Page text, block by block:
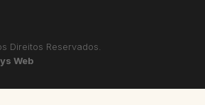
Direitos Reservados.
Web